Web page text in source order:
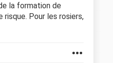
la formation de
risque. Pour les rosiers,